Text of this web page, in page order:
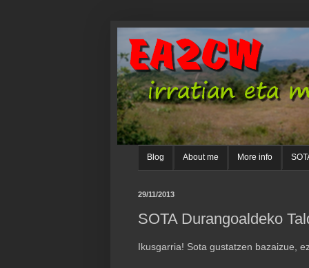
Blog About me More info
29/11/2013
SOTA Durangoaldeko
Ikusgarria! Sota gustatzen bazaizue,